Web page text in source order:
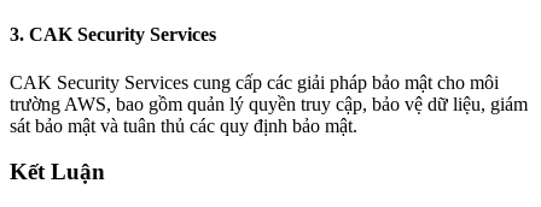
3. CAK Security Services
CAK Security Services cung cấp các giải pháp bảo mật cho môi
trường AWS, bao gồm quản lý quyền truy cập, bảo vệ dữ liệu, giám
sát bảo mật và tuân thủ các quy định bảo mật.
Kết Luận